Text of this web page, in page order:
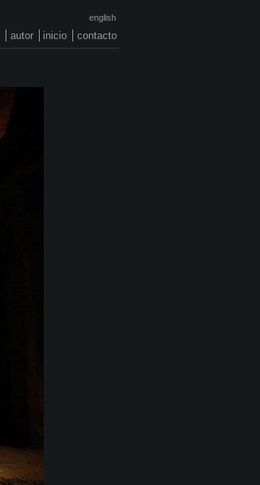
english
autor inicio contacto